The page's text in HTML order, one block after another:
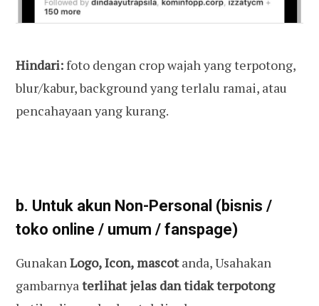
Hindari:foto dengan crop wajah yang terpotong,
blur/kabur, background yang terlalu ramai, atau
pencahayaan yang kurang.
b. Untuk akun Non-Personal (bisnis /
toko online / umum / fanspage)
GunakanLogo,Icon,mascotanda, Usahakan
gambarnyaterlihat jelas dan tidak terpotong